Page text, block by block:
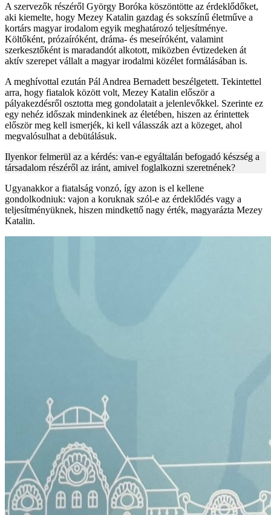
A szervezők részéről György Boróka köszöntötte az érdeklődőket,
aki kiemelte, hogy Mezey Katalin gazdag és sokszínű életműve a
kortárs magyar irodalom egyik meghatározó teljesítménye.
Költőként, prózaíróként, dráma- és meseíróként, valamint
szerkesztőként is maradandót alkotott, miközben évtizedeken át
aktív szerepet vállalt a magyar irodalmi közélet formálásában is.
A meghívottal ezután Pál Andrea Bernadett beszélgetett. Tekintettel
arra, hogy fiatalok között volt, Mezey Katalin először a
pályakezdésről osztotta meg gondolatait a jelenlevőkkel. Szerinte ez
egy nehéz időszak mindenkinek az életében, hiszen az érintettek
először meg kell ismerjék, ki kell válasszák azt a közeget, ahol
megvalósulhat a debütálásuk.
Ilyenkor felmerül az a kérdés: van-e egyáltalán befogadó készség a
társadalom részéről az iránt, amivel foglalkozni szeretnének?
Ugyanakkor a fiatalság vonzó, így azon is el kellene
gondolkodniuk: vajon a koruknak szól-e az érdeklődés vagy a
teljesítményüknek, hiszen mindkettő nagy érték, magyarázta Mezey
Katalin.